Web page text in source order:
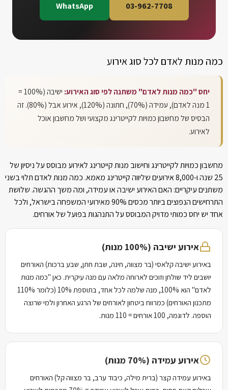
03-962-7708
WhatsApp
כמה מנות לאדם לכל סוג אירוע
יחס "כמה מנות לאדם" משתנה לפי סוג האירוע:
ישיבה (100% =
1 מנה לאדם), עמידה (70%), חתונה (120%), אירוע אבל (80%). זה
הבסיס של מחשבון כמויות לקייטרינג מקצועי ושל מחשבון אוכל
לאירוע.
מחשבון כמויות לקייטרינג ו­חישוב מנות קייטרינג לאירוע מבוסס על ניסיון של
25 שנה ו-8,000 אירועים שליווה קייטרינג מאמא. כמה מנות לאדם תלוי בשני
משתנים עיקריים: האם האירוע ישיבה או עמידה, ומה משך ההגשה. שלושת
התרחישים הנפוצים ביותר מכסים 90% מאירועי המשפחה בישראל, ולכל
אחד יש יחס כמותי מדויק המבוסס על התנהגות בפועל של אורחים.
אירוע ישיבה (100% מנות)
באירוע ישיבה קלאסי (בר מצווה, חינה, שבת חתן, שבע ברכות) האורחים
יושבים ליד שולחן וזוכים לארוחה מלאה עם מנה עיקרית. כאן "כמה מנות
לאדם" הוא 100%, מנה שלמה לכל אחד, בתוספת 10% (כלומר 110%
מתכנון האורחים) כמרווח ביטחון לאורחים של הרגע האחרון ולמי שרוצה
הוספה. לדוגמה, 100 אורחים = 110 מנות.
אירוע עמידה (70% מנות)
באירוע עמידה קצר (ברית מילה, כיבוד ערב, בר מצווה קל) האורחים